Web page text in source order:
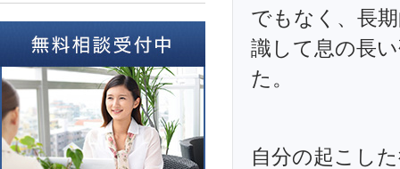
でもなく、長
識して息の長
た。
自分の起こし